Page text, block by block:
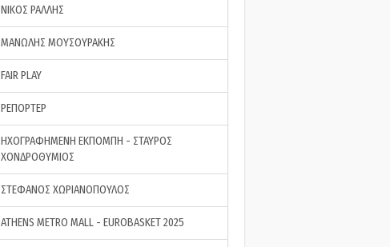
ΝΙΚΟΣ ΡΑΛΛΗΣ
ΜΑΝΩΛΗΣ ΜΟΥΣΟΥΡΑΚΗΣ
FAIR PLAY
ΡΕΠΟΡΤΕΡ
ΗΧΟΓΡΑΦΗΜΕΝΗ ΕΚΠΟΜΠΗ - ΣΤΑΥΡΟΣ
ΧΟΝΔΡΟΘΥΜΙΟΣ
ΣΤΕΦΑΝΟΣ ΧΩΡΙΑΝΟΠΟΥΛΟΣ
ATHENS METRO MALL - EUROBASKET 2025